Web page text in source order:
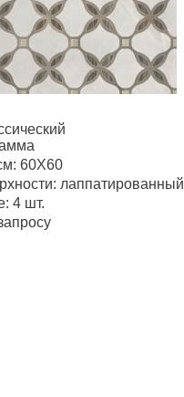
60Х60
лаппатированный
4 шт.